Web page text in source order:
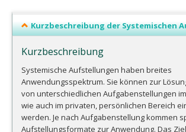
Kurzbeschreibung der Systemischen
Kurzbeschreibung
Systemische Aufstellungen haben breites
Anwendungsspektrum. Sie können zur
von unterschiedlichen Aufgabenstellungen
wie auch im privaten, persönlichen Bereich
werden. Je nach Aufgabenstellung kommen
Aufstellungs­formate zur Anwendung. Das